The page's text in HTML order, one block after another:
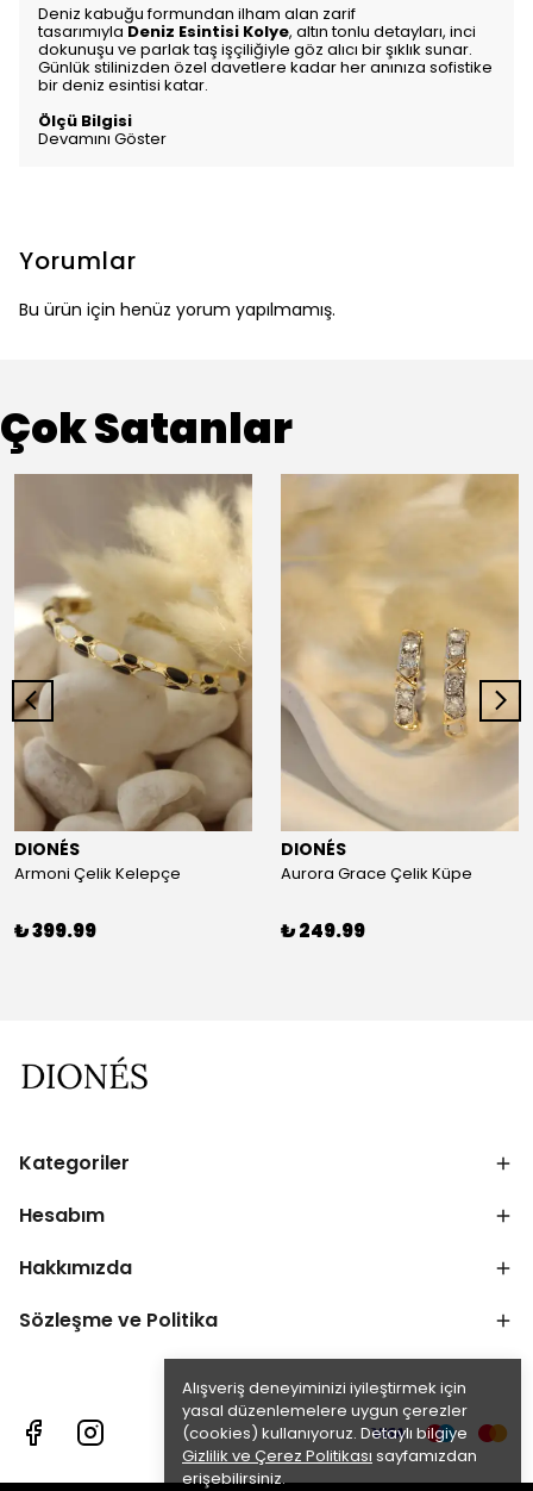
Alışveriş deneyiminizi iyileştirmek için
yasal düzenlemelere uygun çerezler
(cookies) kullanıyoruz. Detaylı bilgiye
Gizlilik ve Çerez Politikası sayfamızdan
erişebilirsiniz.
Deniz kabuğu formundan ilham alan zarif
tasarımıylaDeniz Esintisi Kolye, altın tonlu detayları, inci
dokunuşu ve parlak taş işçiliğiyle göz alıcı bir şıklık sunar.
Günlük stilinizden özel davetlere kadar her anınıza sofistike
bir deniz esintisi katar.
Ölçü Bilgisi
Devamını Göster
Yorumlar
Bu ürün için henüz yorum yapılmamış.
Çok Satanlar
DIONÉS
Armoni Çelik Kelepçe
₺ 399.99
DIONÉS
Aurora Grace Çelik Küpe
₺ 249.99
Kategoriler
Hesabım
Hakkımızda
Sözleşme ve Politika